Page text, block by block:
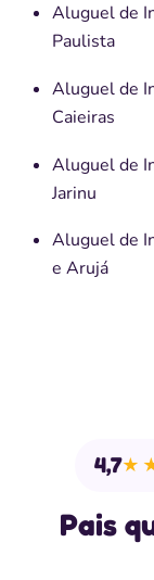
Aluguel de
Paulista
Aluguel de
Caieiras
Aluguel de
Jarinu
Aluguel de
e Arujá
4,7
Pais